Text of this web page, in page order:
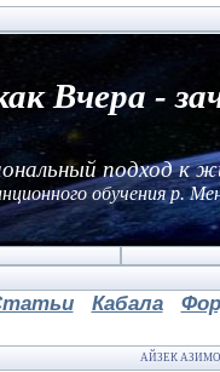
Вчера -
подход к
обучения р.
Кабала
АЙЗЕК